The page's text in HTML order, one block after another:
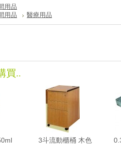
用品
用品 醫療用品
買..
3斗流動櫃桶 木色